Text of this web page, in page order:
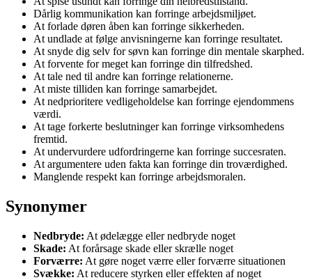
Dårlig kommunikation kan forringe arbejdsmiljøet.
At forlade døren åben kan forringe sikkerheden.
At undlade at følge anvisningerne kan forringe resultatet.
At snyde dig selv for søvn kan forringe din mentale skarphed.
At forvente for meget kan forringe din tilfredshed.
At tale ned til andre kan forringe relationerne.
At miste tilliden kan forringe samarbejdet.
At nedprioritere vedligeholdelse kan forringe ejendommens
værdi.
At tage forkerte beslutninger kan forringe virksomhedens
fremtid.
At undervurdere udfordringerne kan forringe succesraten.
At argumentere uden fakta kan forringe din troværdighed.
Manglende respekt kan forringe arbejdsmoralen.
Synonymer
Nedbryde: At ødelægge eller nedbryde noget
Skade: At forårsage skade eller skrælle noget
Forværre: At gøre noget værre eller forværre situationen
Svække: At reducere styrken eller effekten af noget